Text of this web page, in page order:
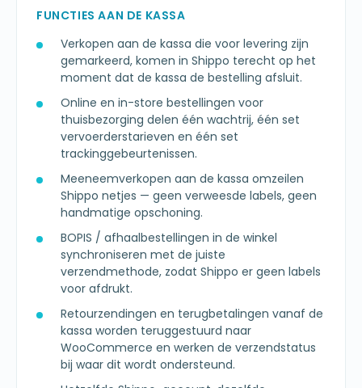
FUNCTIES AAN DE KASSA
Verkopen aan de kassa die voor levering zijn
gemarkeerd, komen in Shippo terecht op het
moment dat de kassa de bestelling afsluit.
Online en in-store bestellingen voor
thuisbezorging delen één wachtrij, één set
vervoerderstarieven en één set
trackinggebeurtenissen.
Meeneemverkopen aan de kassa omzeilen
Shippo netjes — geen verweesde labels, geen
handmatige opschoning.
BOPIS / afhaalbestellingen in de winkel
synchroniseren met de juiste
verzendmethode, zodat Shippo er geen labels
voor afdrukt.
Retourzendingen en terugbetalingen vanaf de
kassa worden teruggestuurd naar
WooCommerce en werken de verzendstatus
bij waar dit wordt ondersteund.